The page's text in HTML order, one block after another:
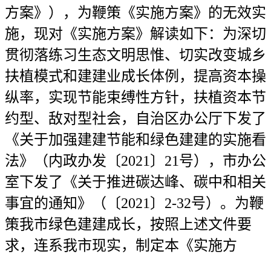
方案》），为鞭策《实施方案》的无效实
施，现对《实施方案》解读如下：为深切
贯彻落练习生态文明思惟、切实改变城乡
扶植模式和建建业成长体例，提高资本操
纵率，实现节能束缚性方针，扶植资本节
约型、敌对型社会，自治区办公厅下发了
《关于加强建建节能和绿色建建的实施看
法》（内政办发〔2021〕21号），市办公
室下发了《关于推进碳达峰、碳中和相关
事宜的通知》（〔2021〕2-32号）。为鞭
策我市绿色建建成长，按照上述文件要
求，连系我市现实，制定本《实施方